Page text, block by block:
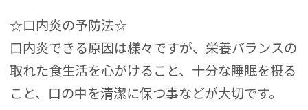
☆口内炎の予防法☆
口内炎できる原因は様々ですが、栄養バランスの
取れた食生活を心がけること、十分な睡眠を摂る
こと、口の中を清潔に保つ事などが大切です。